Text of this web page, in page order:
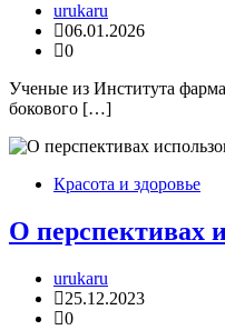
urukaru
06.01.2026
0
Ученые из Института
бокового […]
Красота и здоровье
О перспективах
urukaru
25.12.2023
0